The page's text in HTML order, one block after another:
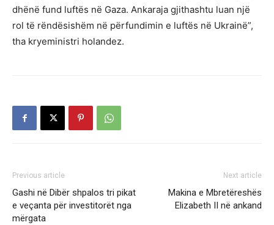
dhënë fund luftës në Gaza. Ankaraja gjithashtu luan një
rol të rëndësishëm në përfundimin e luftës në Ukrainë”,
tha kryeministri holandez.
Previous article
Gashi në Dibër shpalos tri pikat
e veçanta për investitorët nga
mërgata
Next article
Makina e Mbretëreshës
Elizabeth II në ankand